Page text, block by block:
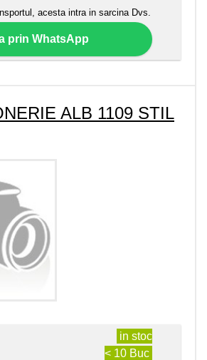
acesta intra in sarcina Dvs.
prin WhatsApp
ALB 1109 STIL
in stoc
< 10 Buc